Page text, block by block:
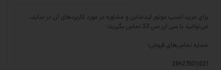
برای خرید استپ موتور لیدشاین و مشاوره در مورد کاربردهای آن در ساید،
می‌توانید با سی ان سی 23 تماس بگیرید:
شماره تماس‌های فروش:
021(28423501